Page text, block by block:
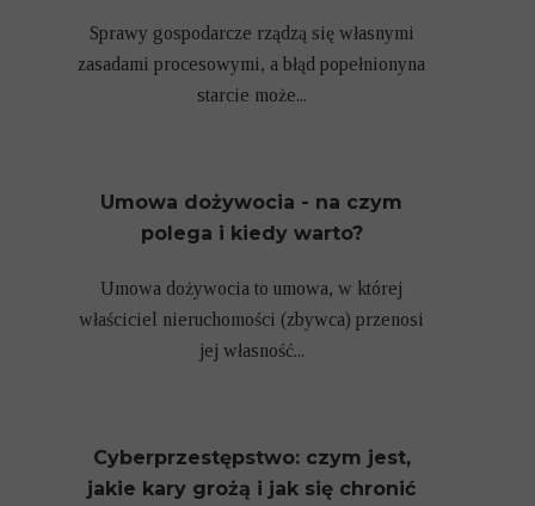
Sprawy gospodarcze rządzą się własnymi
zasadami procesowymi, a błąd popełnionyna
starcie może...
Umowa dożywocia - na czym
polega i kiedy warto?
Umowa dożywocia to umowa, w której
właściciel nieruchomości (zbywca) przenosi
jej własność...
Cyberprzestępstwo: czym jest,
jakie kary grożą i jak się chronić